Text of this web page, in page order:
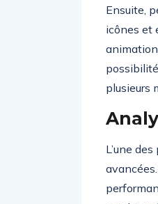
Ensuite,
icônes et
plusieurs
L’une